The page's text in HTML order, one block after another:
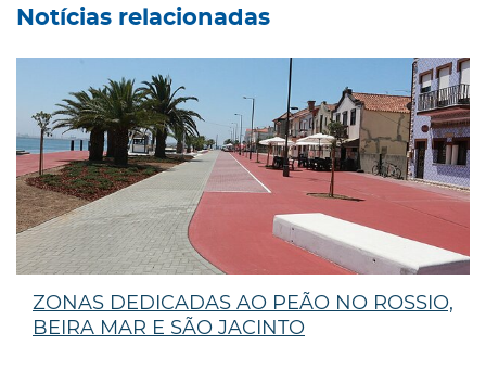
Notícias relacionadas
ZONAS DEDICADAS AO PEÃO NO ROSSIO,
BEIRA MAR E SÃO JACINTO